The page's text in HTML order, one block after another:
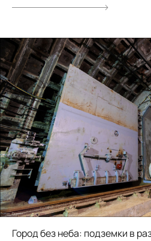
Город без неба: подземки в